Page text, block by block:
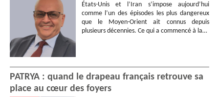
États-Unis et l’Iran s’impose aujourd’hui
comme l’un des épisodes les plus dangereux
que le Moyen-Orient ait connus depuis
plusieurs décennies. Ce qui a commencé à la…
PATRYA : quand le drapeau français retrouve sa
place au cœur des foyers